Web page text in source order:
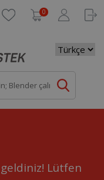
0
Lütfen